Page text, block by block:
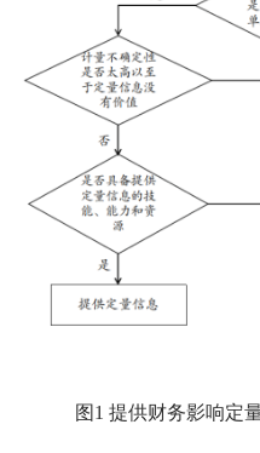
图1 提供财务影响定